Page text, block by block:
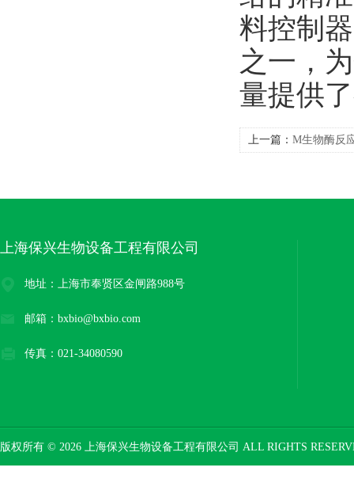
料控制
之一，
量提供
上一篇： M生物酶反
上海保兴生物设备工程有限公司
地址：上海市奉贤区金闸路988号
邮箱：bxbio@bxbio.com
传真：021-34080590
版权所有 © 2026 上海保兴生物设备工程有限公司 ALL RIGHTS